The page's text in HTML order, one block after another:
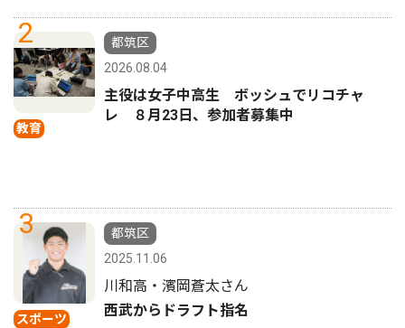
2
教育
都筑区
2026.08.04
主役は女子中高生 ボッシュでリコチャ
レ ８月23日、参加者募集中
3
スポーツ
都筑区
2025.11.06
川和高・濱岡蒼太さん
西武からドラフト指名